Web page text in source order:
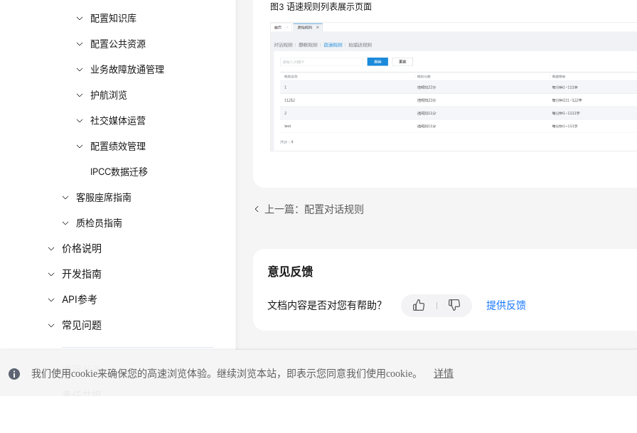
配置知识库
配置公共资源
业务故障放通管理
护航浏览
社交媒体运营
配置绩效管理
IPCC数据迁移
客服座席指南
质检员指南
价格说明
开发指南
API参考
常见问题
通用参考
图3语速规则列表展示页面
上一篇：配置对话规则
意见反馈
文档内容是否对您有帮助？ 提供反馈
我们使用cookie来确保您的高速浏览体验。继续浏览本站，即表示您同意我们使用cookie。 详情